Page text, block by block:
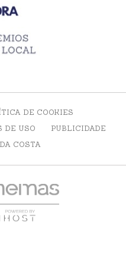
DE COOKIES
DE USO
PUBLICIDADE
COSTA